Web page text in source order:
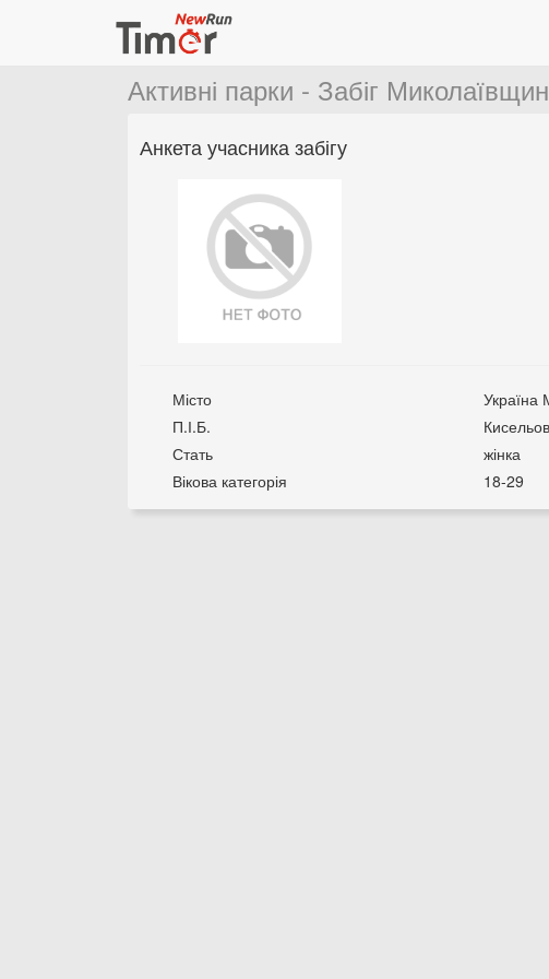
Активні парки - Забіг
Анкета учасника забігу
Місто
Україна
П.І.Б.
Стать
жінка
Вікова категорія
18-29